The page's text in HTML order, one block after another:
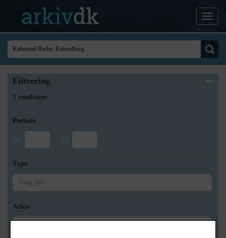
Filtrering
1 resultater
Periode
Fra Til
Type
Arkiv